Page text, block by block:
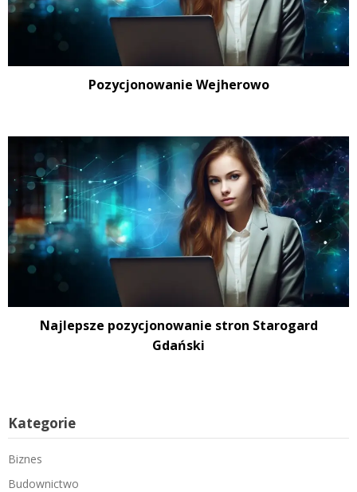
Pozycjonowanie Wejherowo
Najlepsze pozycjonowanie stron Starogard
Gdański
Kategorie
Biznes
Budownictwo